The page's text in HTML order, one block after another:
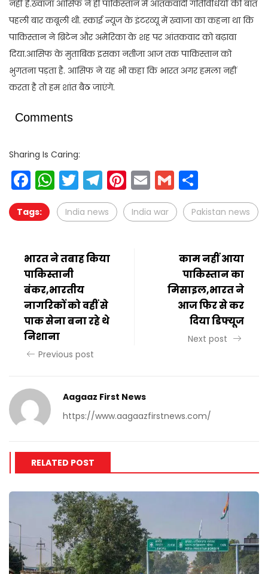
नहीं है.ख्वाजा आसिफ ने ही पाकिस्तान में आतंकवादी गतिविधियों की बात
पहली बार कबूली थी. स्काई न्यूज के इंटरव्यू में ख्वाजा का कहना था कि
पाकिस्तान ने ब्रिटेन और अमेरिका के शह पर आंतकवाद को बढ़ावा
दिया.आसिफ के मुताबिक इसका नतीजा आज तक पाकिस्तान को
भुगतना पड़ता है. आसिफ ने यह भी कहा कि भारत अगर हमला नहीं
करता है तो हम शांत बैठ जाएंगे.
Comments
Sharing Is Caring:
Facebook
WhatsApp
Twitter
Telegram
Pinterest
EmailGmail
Tags: India news India war Pakistan news
भारत ने तबाह किया
पाकिस्तानी
बंकर,भारतीय
नागरिकों को वहीं से
पाक सेना बना रहे थे
निशाना
Previous post
काम नहीं आया
पाकिस्तान का
मिसाइल,भारत ने
आज फिर से कर
दिया डिफ्यूज
Next post
Aagaaz First News
https://www.aagaazfirstnews.com/
RELATED POST